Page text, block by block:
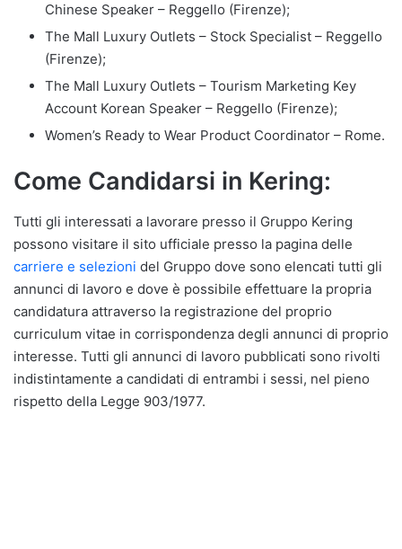
Chinese Speaker – Reggello (Firenze);
The Mall Luxury Outlets – Stock Specialist – Reggello
(Firenze);
The Mall Luxury Outlets – Tourism Marketing Key
Account Korean Speaker – Reggello (Firenze);
Women’s Ready to Wear Product Coordinator – Rome.
Come Candidarsi in Kering:
Tutti gli interessati a lavorare presso il Gruppo Kering
possono visitare il sito ufficiale presso la pagina delle
carriere e selezioni del Gruppo dove sono elencati tutti gli
annunci di lavoro e dove è possibile effettuare la propria
candidatura attraverso la registrazione del proprio
curriculum vitae in corrispondenza degli annunci di proprio
interesse. Tutti gli annunci di lavoro pubblicati sono rivolti
indistintamente a candidati di entrambi i sessi, nel pieno
rispetto della Legge 903/1977.